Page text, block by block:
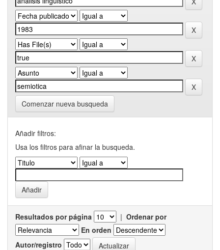
Comenzar nueva busqueda
Añadir filtros:
Usa los filtros para afinar la busqueda.
Resultados por página | Ordenar por
En orden
Autor/registro